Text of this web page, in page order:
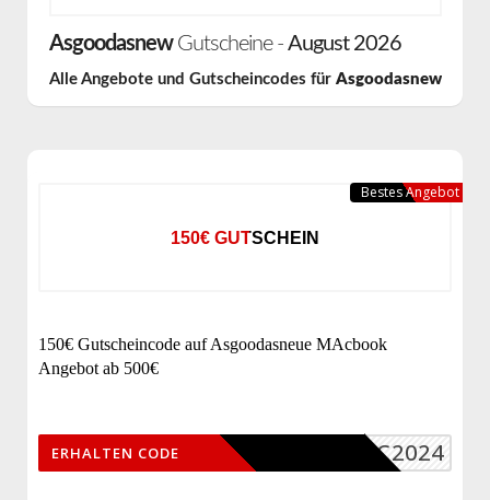
AsgoodasnewGutscheine - August 2026
Alle Angebote und Gutscheincodes für Asgoodasnew
150€ GUTSCHEIN
150€ Gutscheincode auf Asgoodasneue MAcbook
Angebot ab 500€
MAC2024
ERHALTEN CODE
Bestes Angebot